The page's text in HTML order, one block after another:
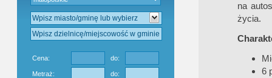
Cena: do:
Metraż: do:
na
życia.
6